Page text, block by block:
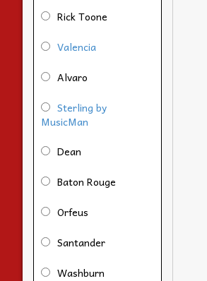
Rick Toone
Valencia
Alvaro
Sterling by
MusicMan
Dean
Baton Rouge
Orfeus
Santander
Washburn